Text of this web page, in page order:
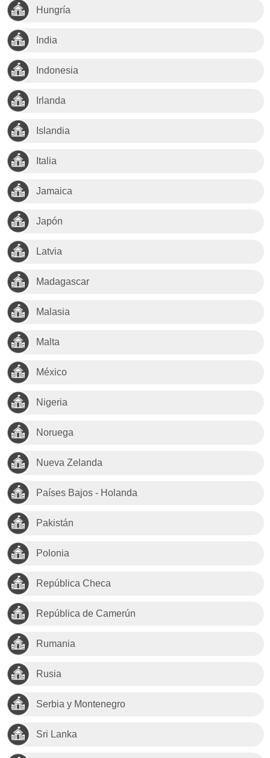
Hungría
India
Indonesia
Irlanda
Islandia
Italia
Jamaica
Japón
Latvia
Madagascar
Malasia
Malta
México
Nigeria
Noruega
Nueva Zelanda
Países Bajos - Holanda
Pakistán
Polonia
República Checa
República de Camerún
Rumania
Rusia
Serbia y Montenegro
Sri Lanka